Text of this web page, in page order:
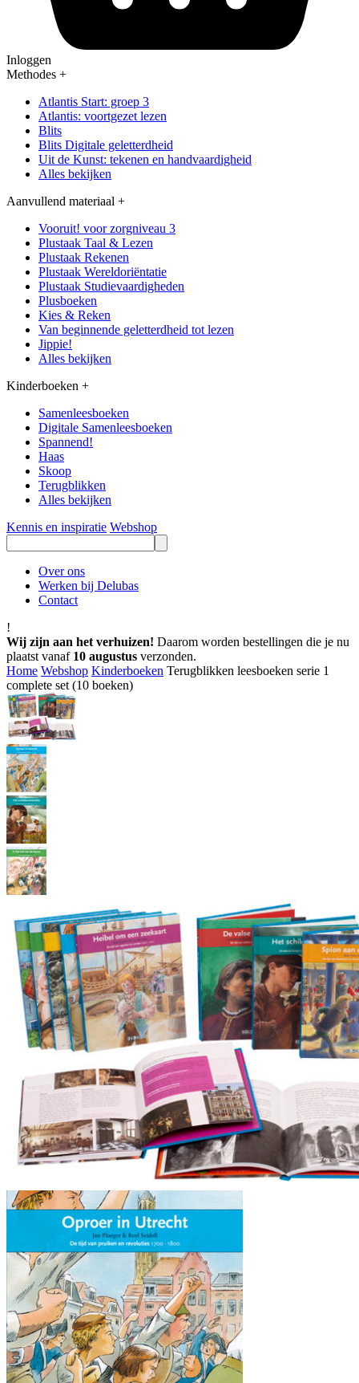
Inloggen
Methodes +
Atlantis Start: groep 3
Atlantis: voortgezet lezen
Blits
Blits Digitale geletterdheid
Uit de Kunst: tekenen en handvaardigheid
Alles bekijken
Aanvullend materiaal +
Vooruit! voor zorgniveau 3
Plustaak Taal & Lezen
Plustaak Rekenen
Plustaak Wereldoriëntatie
Plustaak Studievaardigheden
Plusboeken
Kies & Reken
Van beginnende geletterdheid tot lezen
Jippie!
Alles bekijken
Kinderboeken +
Samenleesboeken
Digitale Samenleesboeken
Spannend!
Haas
Skoop
Terugblikken
Alles bekijken
Kennis en inspiratie Webshop
Over ons
Werken bij Delubas
Contact
!
Wij zijn aan het verhuizen! Daarom worden bestellingen die je nu
plaatst vanaf 10 augustus verzonden.
Home Webshop Kinderboeken Terugblikken leesboeken serie 1
complete set (10 boeken)